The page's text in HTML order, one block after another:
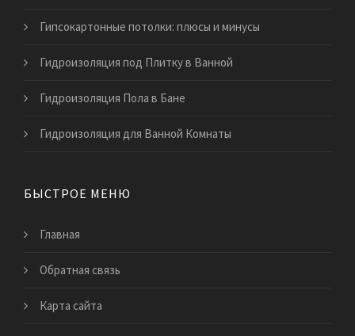
Гипсокартонные потолки: плюсы и минусы
Гидроизоляция под Плитку в Ванной
Гидроизоляция Пола в Бане
Гидроизоляция для Ванной Комнаты
БЫСТРОЕ МЕНЮ
Главная
Обратная связь
Карта сайта